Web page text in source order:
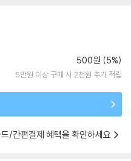
500원 (5%)
5만원 이상 구매 시 2천원 추가 적립
/간편결제 혜택을 확인하세요